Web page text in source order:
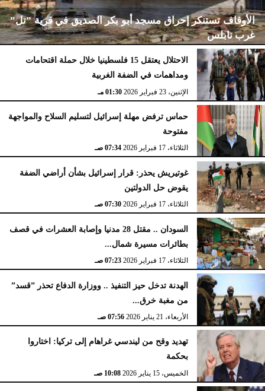
الأوقاف تستنكر إحراق مسجد أبو بكر الصديق في قرية ”تل”
غرب نابلس
الإثنين، 23 فبراير 2026 02:15 مـ
الاحتلال يعتقل 15 فلسطينيا خلال حملة اقتحامات
ومداهمات في الضفة الغربية
الإثنين، 23 فبراير 2026 01:30 مـ
حماس ترفض مهلة إسرائيل لتسليم السلاح والمواجهة
مفتوحة
الثلاثاء، 17 فبراير 2026 07:34 صـ
غوتيريش يحذر: قرار إسرائيل بشأن أراضي الضفة
يقوض حل الدولتين
الثلاثاء، 17 فبراير 2026 07:30 صـ
السودان .. مقتل 28 مدنيا وإصابة العشرات في قصف
بطائرات مسيرة شمال...
الثلاثاء، 17 فبراير 2026 07:23 صـ
الهدنة تدخل حيز التنفيذ .. ووزارة الدفاع تحذر ”قسد”
من مغبة خرق...
الأربعاء، 21 يناير 2026 07:56 صـ
تهديد وقح من ليندسي غراهام إلى تركيا: اختاروا
بحكمة
الخميس، 15 يناير 2026 10:08 صـ